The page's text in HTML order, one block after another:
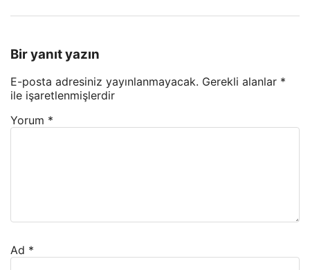
Bir yanıt yazın
E-posta adresiniz yayınlanmayacak. Gerekli alanlar *
ile işaretlenmişlerdir
Yorum *
Ad *